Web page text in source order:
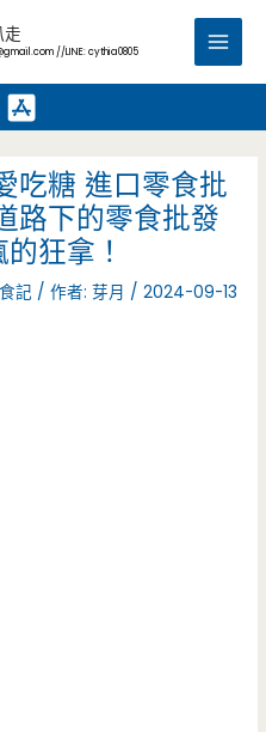
走
//LINE: cythia0805
Main
吃糖 進口零食批
路下的零食批發
狂拿！
記 / 作者:芽月 /2024-09-13